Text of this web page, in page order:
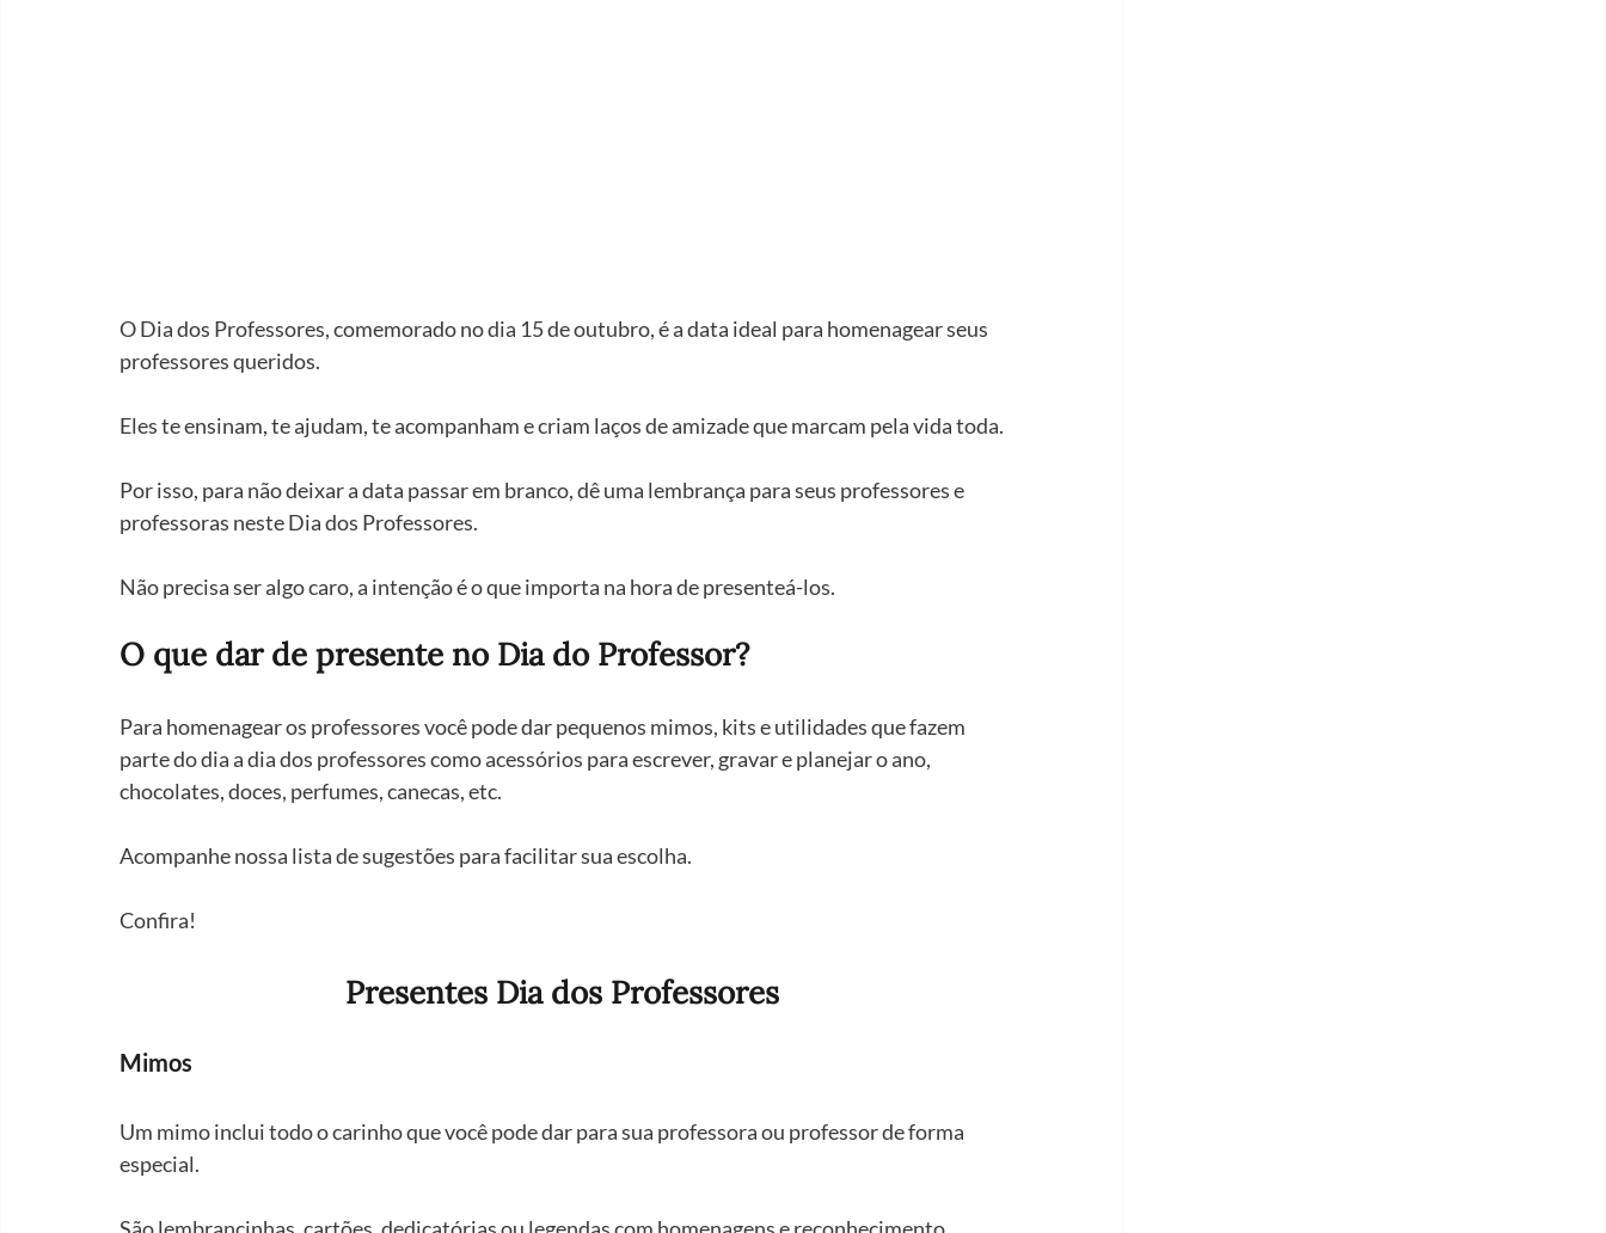
O Dia dos Professores, comemorado no dia 15 de outubro, é a data ideal para homenagear seus
professores queridos.
Eles te ensinam, te ajudam, te acompanham e criam laços de amizade que marcam pela vida toda.
Por isso, para não deixar a data passar em branco, dê uma lembrança para seus professores e
professoras neste Dia dos Professores.
Não precisa ser algo caro, a intenção é o que importa na hora de presenteá-los.
O que dar de presente no Dia do Professor?
Para homenagear os professores você pode dar pequenos mimos, kits e utilidades que fazem
parte do dia a dia dos professores como acessórios para escrever, gravar e planejar o ano,
chocolates, doces, perfumes, canecas, etc.
Acompanhe nossa lista de sugestões para facilitar sua escolha.
Confira!
Presentes Dia dos Professores
Mimos
Um mimo inclui todo o carinho que você pode dar para sua professora ou professor de forma
especial.